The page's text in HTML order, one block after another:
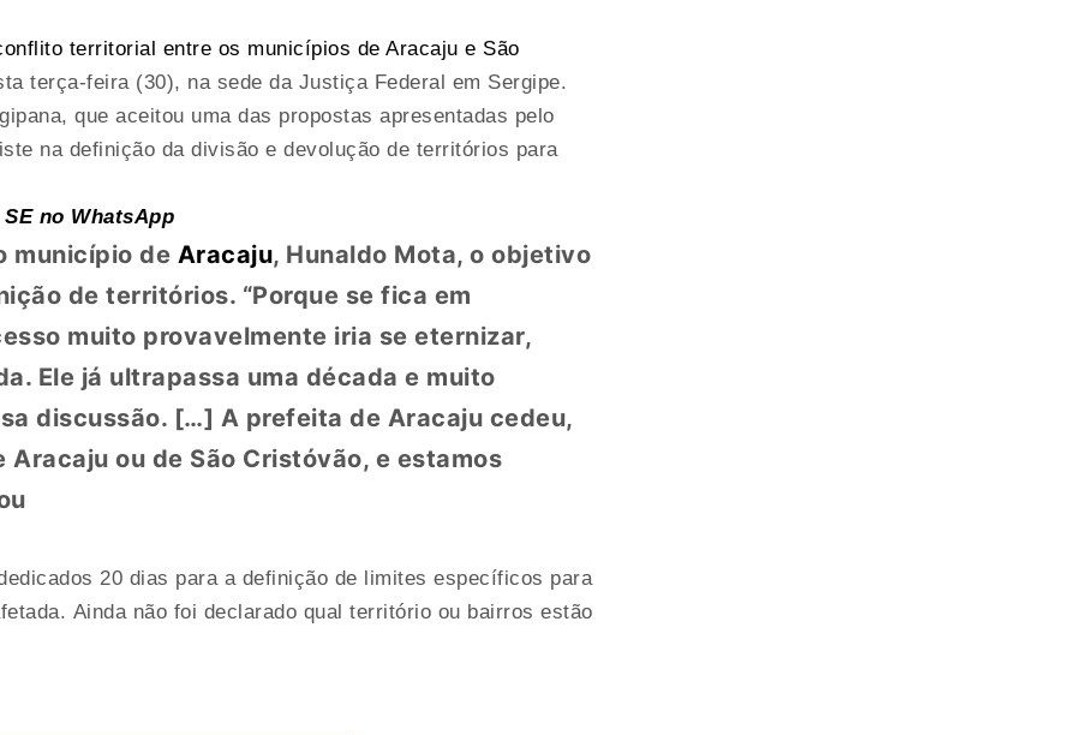
onflito territorial entre os municípios de Aracaju e São
terça-feira (30), na sede da Justiça Federal em Sergipe.
que aceitou uma das propostas apresentadas pelo
na definição da divisão e devolução de territórios para
no WhatsApp
município de Aracaju, Hunaldo Mota, o objetivo
de territórios. “Porque se fica em
muito provavelmente iria se eternizar,
Ele já ultrapassa uma década e muito
discussão. […] A prefeita de Aracaju cedeu,
Aracaju ou de São Cristóvão, e estamos
20 dias para a definição de limites específicos para
Ainda não foi declarado qual território ou bairros estão